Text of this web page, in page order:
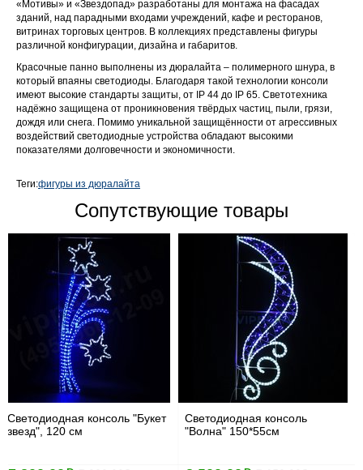
«Мотивы» и «Звездопад» разработаны для монтажа на фасадах
зданий, над парадными входами учреждений, кафе и ресторанов,
витринах торговых центров. В коллекциях представлены фигуры
различной конфигурации, дизайна и габаритов.
Красочные панно выполнены из дюралайта – полимерного шнура, в
который впаяны светодиоды. Благодаря такой технологии консоли
имеют высокие стандарты защиты, от IP 44 до IP 65. Светотехника
надёжно защищена от проникновения твёрдых частиц, пыли, грязи,
дождя или снега. Помимо уникальной защищённости от агрессивных
воздействий светодиодные устройства обладают высокими
показателями долговечности и экономичности.
Теги:фигуры из дюралайта
Сопутствующие товары
Светодиодная консоль "Букет
звезд", 120 см
Светодиодная консоль
"Волна" 150*55см